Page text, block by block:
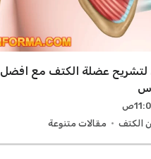
لتشريح عضلة الكتف مع افضل
الكتف مقالات متنوعة